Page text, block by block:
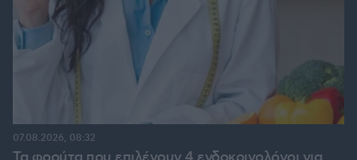
07.08.2026, 08:32